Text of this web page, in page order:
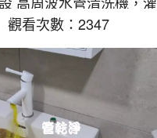
分，開啟 水管清洗機
就流出髒水，還掉出橡
量恢復了。 如是自來
跟泥沙堆積，洗出來的
氧化錳，管壁上會結成
油一樣黑，有些洗出綠
物質，生鏽產生銅綠，如
因為水龍頭合金的...
觀看次數：2347